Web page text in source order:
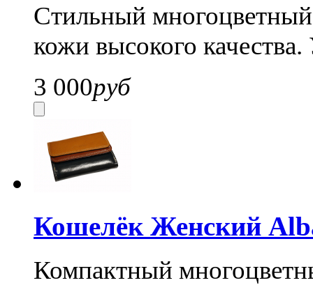
Стильный
кожи высокого
3 000руб
Кошелёк Женский
Компактный